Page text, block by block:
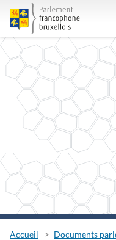
Accueil
Documents